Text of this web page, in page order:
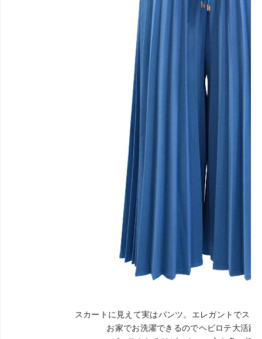
スカートに見えて実はパンツ。エレガントでス
お家でお洗濯できるのでヘビロテ大活